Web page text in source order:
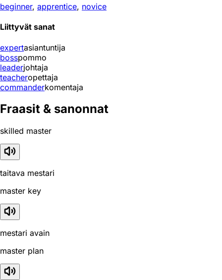
beginner, apprentice, novice
Liittyvät sanat
expertasiantuntija
bosspommo
leaderjohtaja
teacheropettaja
commanderkomentaja
Fraasit & sanonnat
skilled master
taitava mestari
master key
mestari avain
master plan